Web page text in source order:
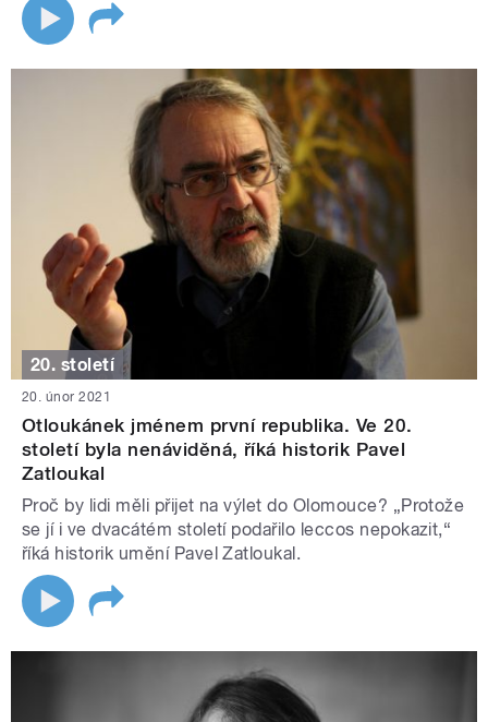
20. století
20. únor 2021
Otloukánek jménem první republika. Ve 20.
století byla nenáviděná, říká historik Pavel
Zatloukal
Proč by lidi měli přijet na výlet do Olomouce? „Protože
se jí i ve dvacátém století podařilo leccos nepokazit,“
říká historik umění Pavel Zatloukal.